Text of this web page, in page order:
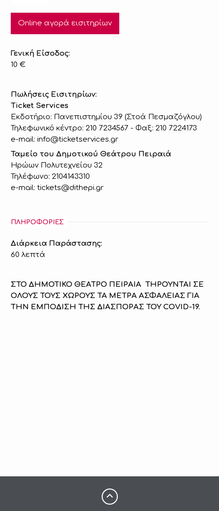
Online αγορά εισιτηρίων
Γενική Είσοδος:
10 €
Πωλήσεις Eισιτηρίων:
Ticket Services
Εκδοτήριο: Πανεπιστημίου 39 (Στοά Πεσμαζόγλου)
Τηλεφωνικό κέντρο: 210 7234567 - Φαξ: 210 7224173
e-mail: info@ticketservices.gr
Ταμείο του Δημοτικού Θεάτρου Πειραιά
Ηρώων Πολυτεχνείου 32
Τηλέφωνο: 2104143310
e-mail: tickets@dithepi.gr
ΠΛΗΡΟΦΟΡΙΕΣ
Διάρκεια Παράστασης:
60 λεπτά
ΣΤΟ ΔΗΜΟΤΙΚΟ ΘΕΑΤΡΟ ΠΕΙΡΑΙΑ ΤΗΡΟΥΝΤΑΙ ΣΕ
ΟΛΟΥΣ ΤΟΥΣ ΧΩΡΟΥΣ ΤΑ ΜΕΤΡΑ ΑΣΦΑΛΕΙΑΣ ΓΙΑ
ΤΗΝ ΕΜΠΟΔΙΣΗ ΤΗΣ ΔΙΑΣΠΟΡΑΣ ΤΟΥ COVID-19.